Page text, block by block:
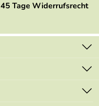
45 Tage Widerrufsrecht